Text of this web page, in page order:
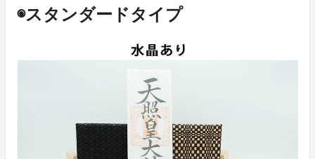
◉スタンダードタイプ